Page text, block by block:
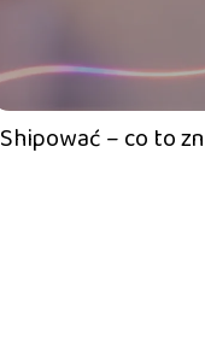
Shipować – co to